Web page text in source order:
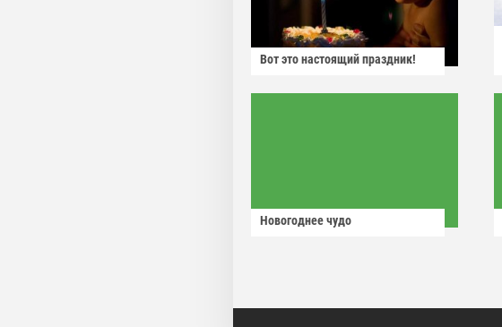
Вот это настоящий праздник!
Новогоднее чудо